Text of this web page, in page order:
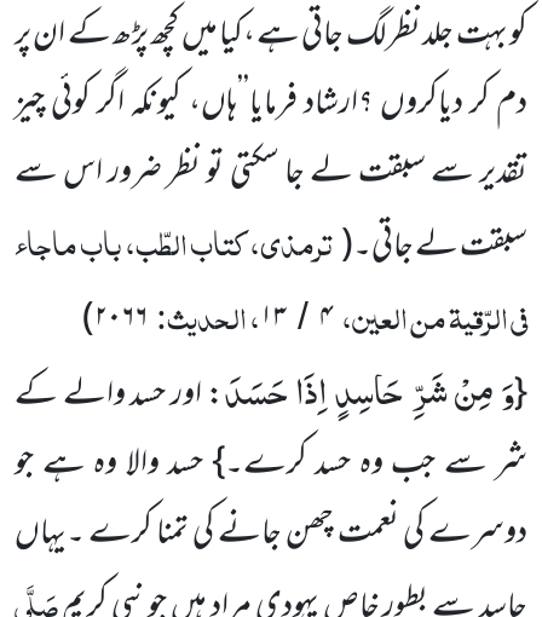
کو بہت جلد نظر لگ جاتی ہے ،کیا میں کچھ پڑھ کے ان پر
دم کر دیاکروں ؟ارشاد فرمایا’’ہاں، کیونکہ اگر کوئی چیز
تقدیر سے سبقت لے جا سکتی تو نظر ضرور اس سے
سبقت لے جاتی۔(ترمذی، کتاب الطّب، باب ماجاء
فی الرّقیۃ من العین،۴ / ۱۳، الحدیث: ۲۰۶۶)
{وَ مِنْ شَرِّ حَاسِدٍ اِذَا حَسَدَ: اور حسد والے کے
شر سے جب وہ حسد کرے۔} حسد والا وہ ہے جو
دوسرے کی نعمت چھن جانے کی تمنا کرے ۔یہاں
صَلَّی